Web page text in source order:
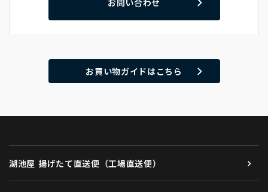
お問い合わせ
お買い物ガイドはこちら
湖池屋 揚げたて直送便（工場直送便）